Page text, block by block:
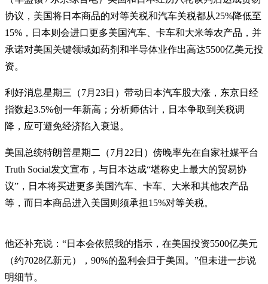
协议，美国将日本商品的对等关税和汽车关税都从25%降低至
15%，日本则会进口更多美国汽车、卡车和大米等农产品，并
承诺对美国关键领域如药剂和半导体业作出高达5500亿美元投
资。
利好消息星期三（7月23日）带动日本汽车股大涨，东京日经
指数起3.5%创一年新高；分析师估计，日本争取到关税调
降，应可避免经济陷入衰退。
美国总统特朗普星期二（7月22日）傍晚率先在自家社媒平台
Truth Social发文宣布，与日本达成“堪称史上最大的贸易协
议”，日本将买进更多美国汽车、卡车、大米和其他农产品
等，而日本商品进入美国则须承担15%对等关税。
他还补充说：“日本会依照我的指示，在美国投资5500亿美元
（约7028亿新元），90%的盈利会归于美国。”但未进一步说
明细节。